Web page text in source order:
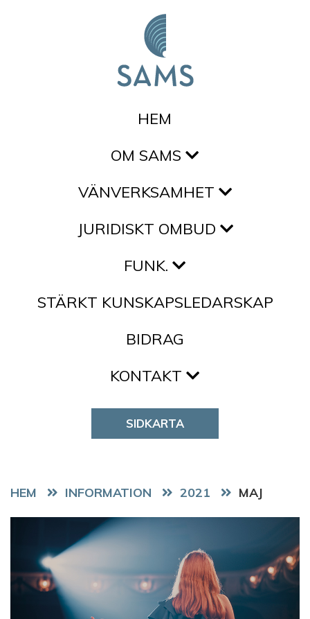
HEM
OM SAMS
VÄNVERKSAMHET
JURIDISKT OMBUD
FUNK.
STÄRKT KUNSKAPSLEDARSKAP
BIDRAG
KONTAKT
SIDKARTA
HEM 2021 MAJ